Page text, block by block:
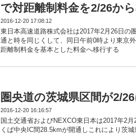
で対距離制料金を2/26か
2016-12-20 17:08:12
東日本高速道路株式会社は2017年2月26日の
通と時を同じくして、同日午前0時より東京
距離制料金を基本とした料金へ移行する
圏央道の茨城県区間が2/
2016-12-20 16:16:57
国土交通省およびNEXCO東日本は2017年2
くば中央IC間28.5kmが開通しこれにより茨